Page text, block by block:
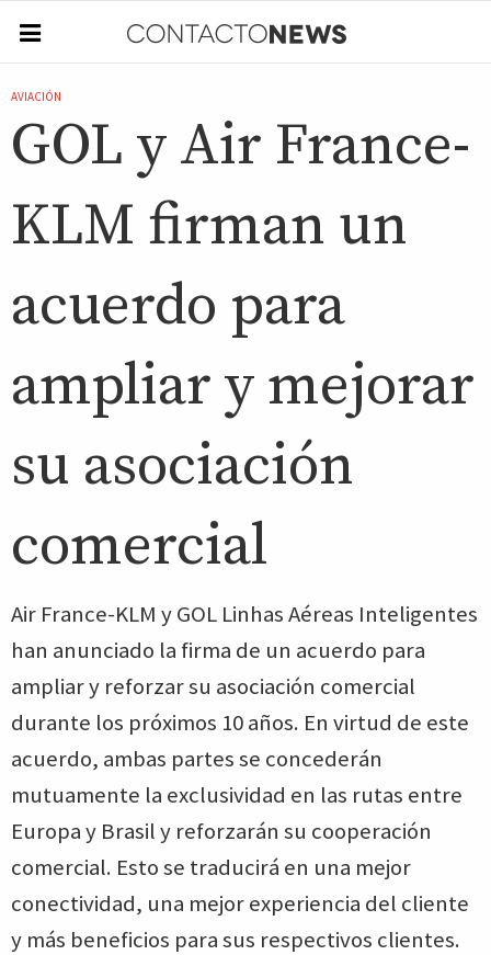
AVIACIÓN
GOL y Air France-
KLM firman un
acuerdo para
ampliar y mejorar
su asociación
comercial
Air France-KLM y GOL Linhas Aéreas Inteligentes
han anunciado la firma de un acuerdo para
ampliar y reforzar su asociación comercial
durante los próximos 10 años. En virtud de este
acuerdo, ambas partes se concederán
mutuamente la exclusividad en las rutas entre
Europa y Brasil y reforzarán su cooperación
comercial. Esto se traducirá en una mejor
conectividad, una mejor experiencia del cliente
y más beneficios para sus respectivos clientes.